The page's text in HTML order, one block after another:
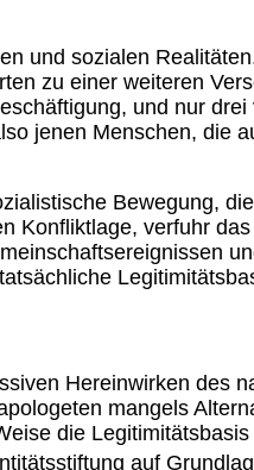
und sozialen
zu einer weiteren
und nur
jenen Menschen, die
Bewegung,
Konfliktlage, verfuhr
Hereinwirken des
mangels
die
auf